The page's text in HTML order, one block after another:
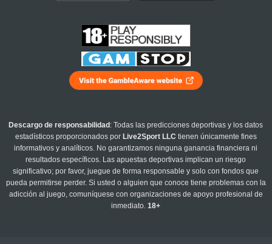
Descargo de responsabilidad : Todas las predicciones deportivas y los datos
estadísticos proporcionados por Live2Sport LLC tienen únicamente fines
informativos y analíticos. No garantizamos ninguna ganancia financiera ni
resultados específicos. Las apuestas deportivas implican un riesgo
significativo; por favor, juegue de forma responsable y solo con fondos que
pueda permitirse perder. Si usted o alguien que conoce tiene problemas con la
adicción al juego, comuníquese con organizaciones de apoyo profesional de
inmediato.18+